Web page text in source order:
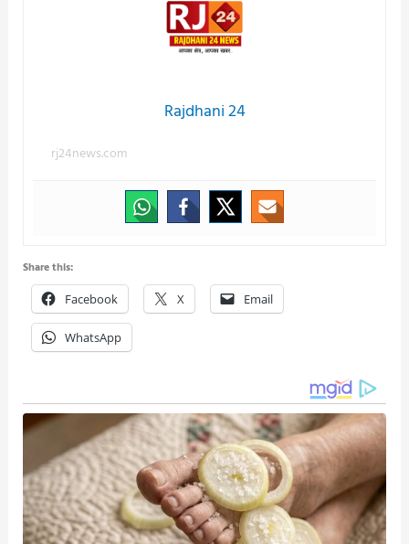
Rajdhani 24
rj24news.com
Share this:
Facebook X Email
WhatsApp